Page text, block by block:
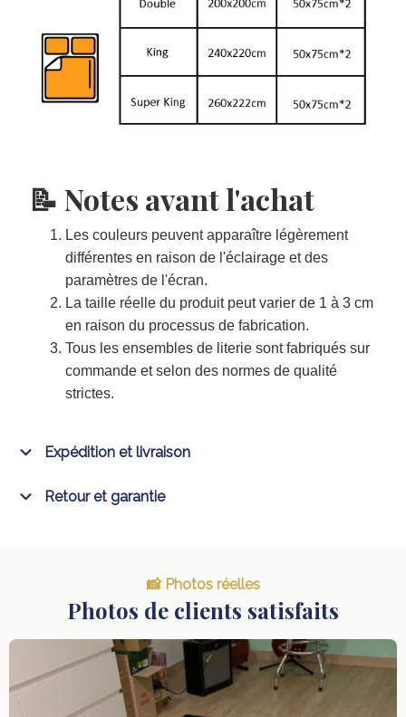
📝 Notes avant l'achat
Les couleurs peuvent apparaître légèrement
différentes en raison de l'éclairage et des
paramètres de l'écran.
La taille réelle du produit peut varier de 1 à 3 cm
en raison du processus de fabrication.
Tous les ensembles de literie sont fabriqués sur
commande et selon des normes de qualité
strictes.
Expédition et livraison
Retour et garantie
📸 Photos réelles
Photos de clients satisfaits